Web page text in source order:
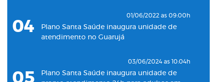
04
01/06/2022 as 09:00h
Plano Santa Saúde inaugura unidade de
atendimento no Guarujá
05
03/06/2024 as 10:04h
Plano Santa Saúde inaugura unidade de